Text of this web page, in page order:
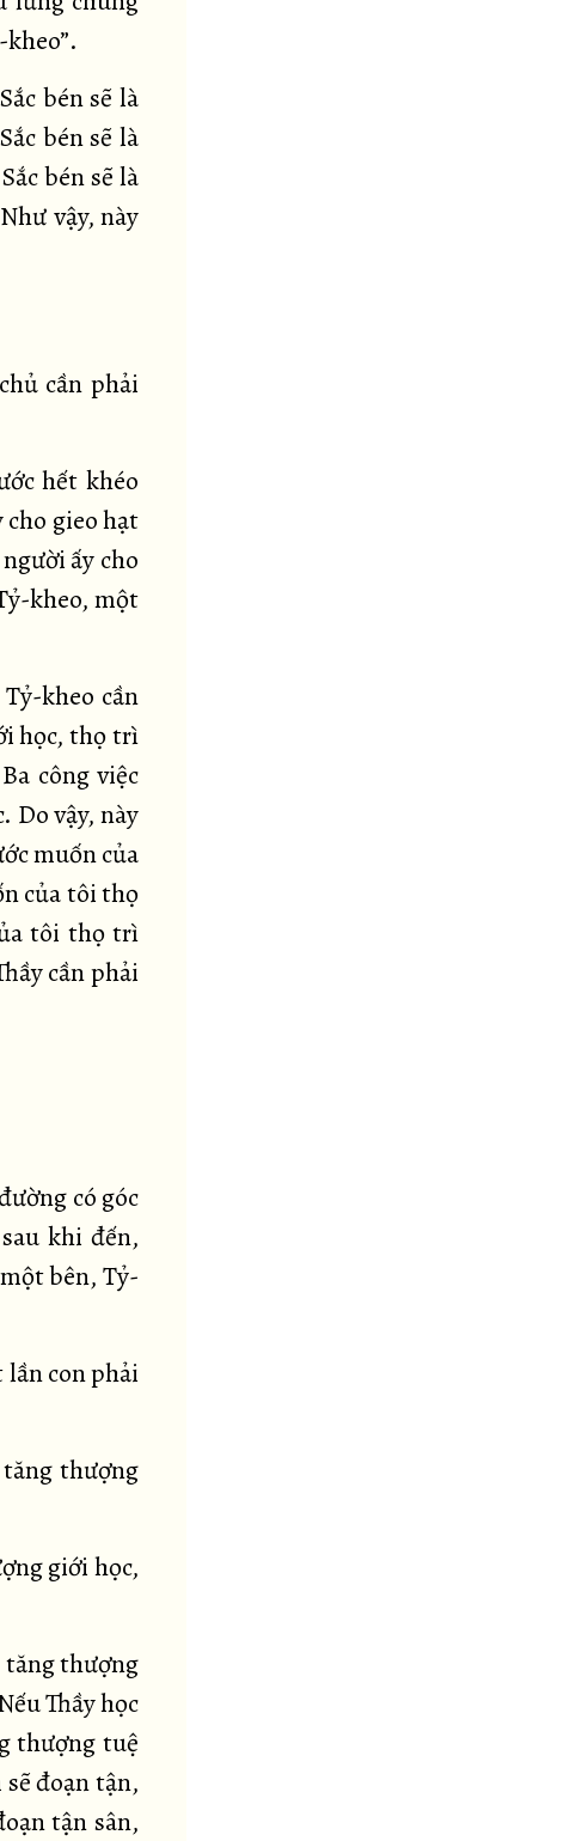
bén sẽ là
bén sẽ là
bén sẽ là
vậy, này
cần phải
hết khéo
cho gieo hạt
ấy cho
kheo, một
kheo cần
học, thọ trì
công việc
Do vậy, này
muốn của
của tôi thọ
tôi thọ trì
cần phải
có góc
khi đến,
bên, Tỷ-
lần con phải
thượng
giới học,
tăng thượng
Thầy học
thượng tuệ
đoạn tận,
tận sân,